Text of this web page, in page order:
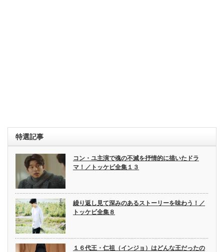
特選記事
コン・ユ主演で魂の不滅を抒情的に描いたドラ
マ！／トッケビ全集１３
繰り返し見て深みのあるストーリーを味わう！／
トッケビ全集８
１６代王・仁祖（インジョ）はどんな王だったの